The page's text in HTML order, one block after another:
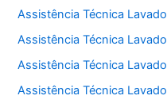
Assistência Técnica
Assistência Técnica
Assistência Técnica
Assistência Técnica